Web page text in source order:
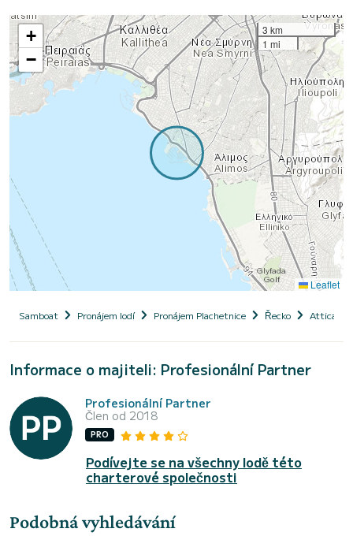
+
−
3 km
1 mi
Leaflet
Samboat Pronájem lodí Pronájem Plachetnice Řecko Attica
Informace o majiteli: Profesionální Partner
Profesionální Partner
Člen od 2018
PRO
Podívejte se na všechny lodě této
charterové společnosti
Podobná vyhledávání